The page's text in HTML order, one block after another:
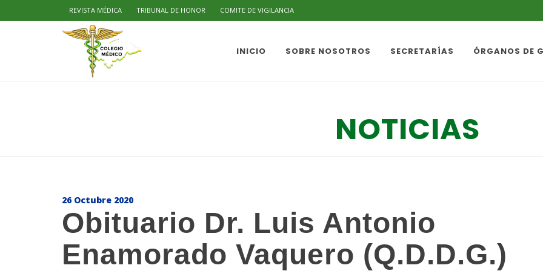
REVISTA MÉDICA TRIBUNAL DE HONOR COMITE DE VIGILANCIA
INICIO SOBRE NOSOTROS SECRETARÍAS ÓRGANOS DE
NOTICIAS
26 Octubre 2020
Obituario Dr. Luis Antonio
Enamorado Vaquero (Q.D.D.G.)